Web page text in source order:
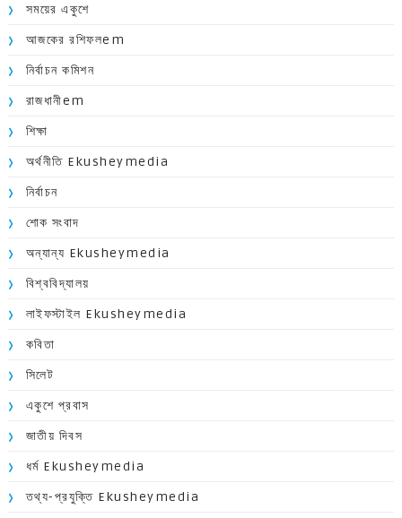
সময়ের একুশে
আজকের রশিফলem
নির্বাচন কমিশন
রাজধানীem
শিক্ষা
অর্থনীতি Ekusheymedia
নির্বাচন
শোক সংবাদ
অন্যান্য Ekusheymedia
বিশ্ববিদ্যালয়
লাইফস্টাইল Ekusheymedia
কবিতা
সিলেট
একুশে প্রবাস
জাতীয় দিবস
ধর্ম Ekusheymedia
তথ্য-প্রযুক্তি Ekusheymedia